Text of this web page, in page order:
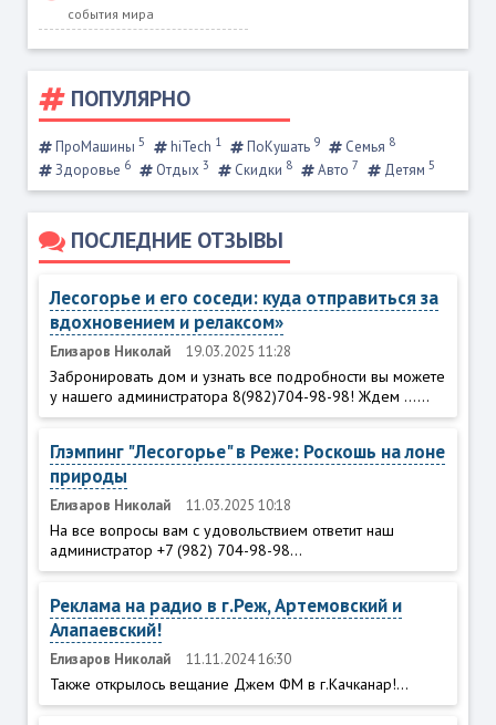
события мира
ПОПУЛЯРНО
ПроМашины 5 hiTech 1 ПоКушать 9 Семья 8
Здоровье 6 Отдых 3 Скидки 8 Авто 7 Детям 5
ПОСЛЕДНИЕ ОТЗЫВЫ
Лесогорье и его соседи: куда отправиться за
вдохновением и релаксом»
Елизаров Николай 19.03.2025 11:28
Забронировать дом и узнать все подробности вы можете
у нашего администратора 8(982)704-98-98! Ждем ......
Глэмпинг "Лесогорье" в Реже: Роскошь на лоне
природы
Елизаров Николай 11.03.2025 10:18
На все вопросы вам с удовольствием ответит наш
администратор +7 (982) 704-98-98...
Реклама на радио в г.Реж, Артемовский и
Алапаевский!
Елизаров Николай 11.11.2024 16:30
Также открылось вещание Джем ФМ в г.Качканар!...